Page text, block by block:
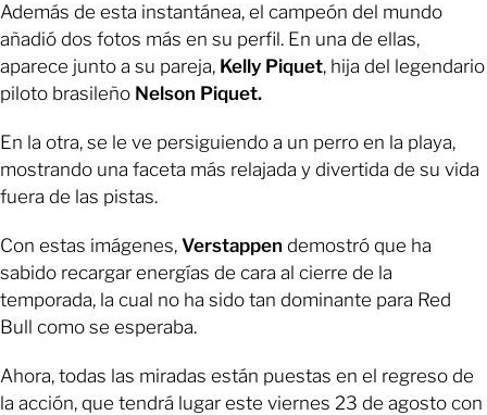
Además de esta instantánea, el campeón del mundo
añadió dos fotos más en su perfil. En una de ellas,
aparece junto a su pareja, Kelly Piquet, hija del legendario
piloto brasileño Nelson Piquet.
En la otra, se le ve persiguiendo a un perro en la playa,
mostrando una faceta más relajada y divertida de su vida
fuera de las pistas.
Con estas imágenes, Verstappen demostró que ha
sabido recargar energías de cara al cierre de la
temporada, la cual no ha sido tan dominante para Red
Bull como se esperaba.
Ahora, todas las miradas están puestas en el regreso de
la acción, que tendrá lugar este viernes 23 de agosto con